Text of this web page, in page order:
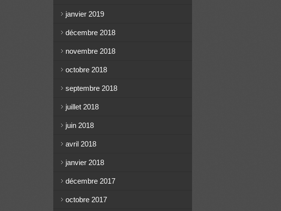
janvier 2019
décembre 2018
novembre 2018
octobre 2018
septembre 2018
juillet 2018
juin 2018
avril 2018
janvier 2018
décembre 2017
octobre 2017